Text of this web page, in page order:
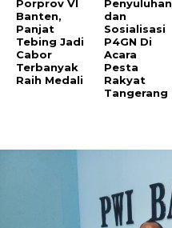
Porprov VI
Banten,
Panjat
Tebing Jadi
Cabor
Terbanyak
Raih Medali
Penyuluhan
dan
Sosialisasi
P4GN Di
Acara
Pesta
Rakyat
Tangerang